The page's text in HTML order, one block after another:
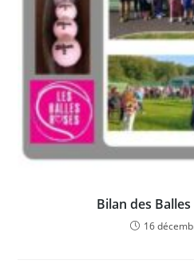
Bilan des Balles
16